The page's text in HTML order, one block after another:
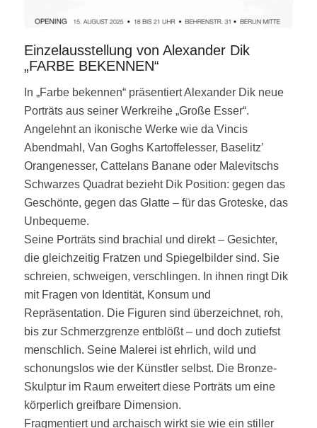
Einzelausstellung von Alexander Dik
„FARBE BEKENNEN“
In „Farbe bekennen“ präsentiert Alexander Dik neue
Porträts aus seiner Werkreihe „Große Esser“.
Angelehnt an ikonische Werke wie da Vincis
Abendmahl, Van Goghs Kartoffelesser, Baselitz’
Orangenesser, Cattelans Banane oder Malevitschs
Schwarzes Quadrat bezieht Dik Position: gegen das
Geschönte, gegen das Glatte – für das Groteske, das
Unbequeme.
Seine Porträts sind brachial und direkt – Gesichter,
die gleichzeitig Fratzen und Spiegelbilder sind. Sie
schreien, schweigen, verschlingen. In ihnen ringt Dik
mit Fragen von Identität, Konsum und
Repräsentation. Die Figuren sind überzeichnet, roh,
bis zur Schmerzgrenze entblößt – und doch zutiefst
menschlich. Seine Malerei ist ehrlich, wild und
schonungslos wie der Künstler selbst. Die Bronze-
Skulptur im Raum erweitert diese Porträts um eine
körperlich greifbare Dimension.
Fragmentiert und archaisch wirkt sie wie ein stiller